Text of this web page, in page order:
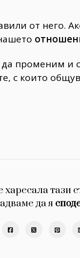
от него.
променим и
с които
харесала тази
да я